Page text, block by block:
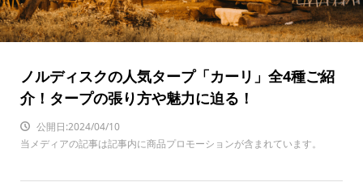
ノルディスクの人気タープ「カーリ」全4種ご紹
介！タープの張り方や魅力に迫る！
公開日:2024/04/10
当メディアの記事は記事内に商品プロモーションが含まれています。